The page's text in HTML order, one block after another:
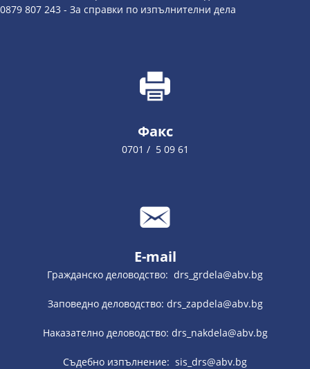
0879 807 243 - За справки по изпълнителни дела
Факс
0701 / 5 09 61
E-mail
Гражданско деловодство: drs_grdela@abv.bg
Заповедно деловодство: drs_zapdela@abv.bg
Наказателно деловодство: drs_nakdela@abv.bg
Съдебно изпълнение: sis_drs@abv.bg